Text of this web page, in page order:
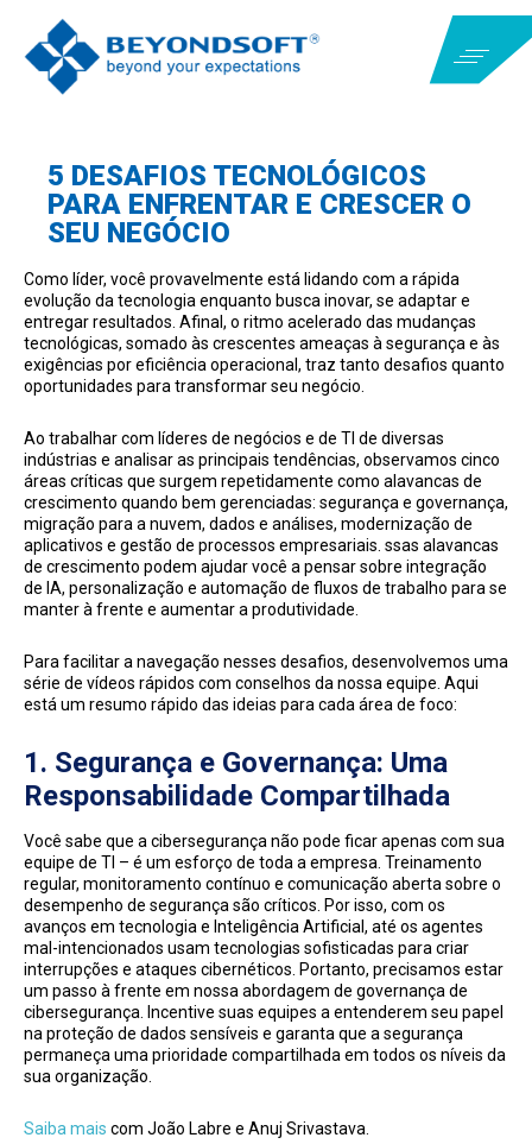
5 DESAFIOS TECNOLÓGICOS
PARA ENFRENTAR E CRESCER O
SEU NEGÓCIO
Como líder, você provavelmente está lidando com a rápida
evolução da tecnologia enquanto busca inovar, se adaptar e
entregar resultados. Afinal, o ritmo acelerado das mudanças
tecnológicas, somado às crescentes ameaças à segurança e às
exigências por eficiência operacional, traz tanto desafios quanto
oportunidades para transformar seu negócio.
Ao trabalhar com líderes de negócios e de TI de diversas
indústrias e analisar as principais tendências, observamos cinco
áreas críticas que surgem repetidamente como alavancas de
crescimento quando bem gerenciadas: segurança e governança,
migração para a nuvem, dados e análises, modernização de
aplicativos e gestão de processos empresariais. ssas alavancas
de crescimento podem ajudar você a pensar sobre integração
de IA, personalização e automação de fluxos de trabalho para se
manter à frente e aumentar a produtividade.
Para facilitar a navegação nesses desafios, desenvolvemos uma
série de vídeos rápidos com conselhos da nossa equipe. Aqui
está um resumo rápido das ideias para cada área de foco:
1. Segurança e Governança: Uma
Responsabilidade Compartilhada
Você sabe que a cibersegurança não pode ficar apenas com sua
equipe de TI – é um esforço de toda a empresa. Treinamento
regular, monitoramento contínuo e comunicação aberta sobre o
desempenho de segurança são críticos. Por isso, com os
avanços em tecnologia e Inteligência Artificial, até os agentes
mal-intencionados usam tecnologias sofisticadas para criar
interrupções e ataques cibernéticos. Portanto, precisamos estar
um passo à frente em nossa abordagem de governança de
cibersegurança. Incentive suas equipes a entenderem seu papel
na proteção de dados sensíveis e garanta que a segurança
permaneça uma prioridade compartilhada em todos os níveis da
sua organização.
Saiba mais com João Labre e Anuj Srivastava.